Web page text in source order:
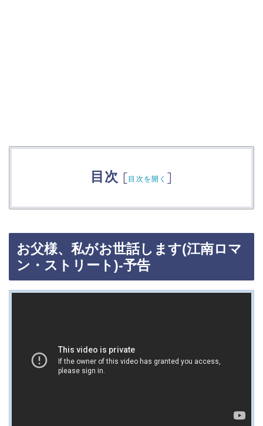
目次 [目次を開く ]
お父様、私がお世話します(江南ロマ
ン・ストリート)-予告